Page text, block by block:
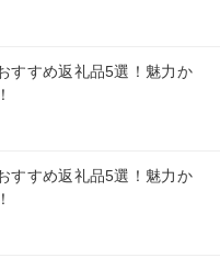
すすめ返礼品5選！魅力か
すすめ返礼品5選！魅力か